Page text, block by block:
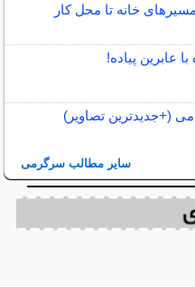
خانه تا محل کار
عابرین پیاده!
(+جدیدترین تصاویر)
سایر مطالب سرگرمی